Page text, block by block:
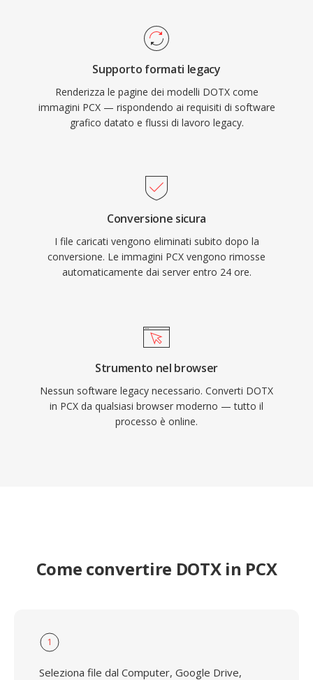
Supporto formati legacy
Renderizza le pagine dei modelli DOTX come
immagini PCX — rispondendo ai requisiti di software
grafico datato e flussi di lavoro legacy.
Conversione sicura
I file caricati vengono eliminati subito dopo la
conversione. Le immagini PCX vengono rimosse
automaticamente dai server entro 24 ore.
Strumento nel browser
Nessun software legacy necessario. Converti DOTX
in PCX da qualsiasi browser moderno — tutto il
processo è online.
Come convertire DOTX in PCX
1
Seleziona file dal Computer, Google Drive,